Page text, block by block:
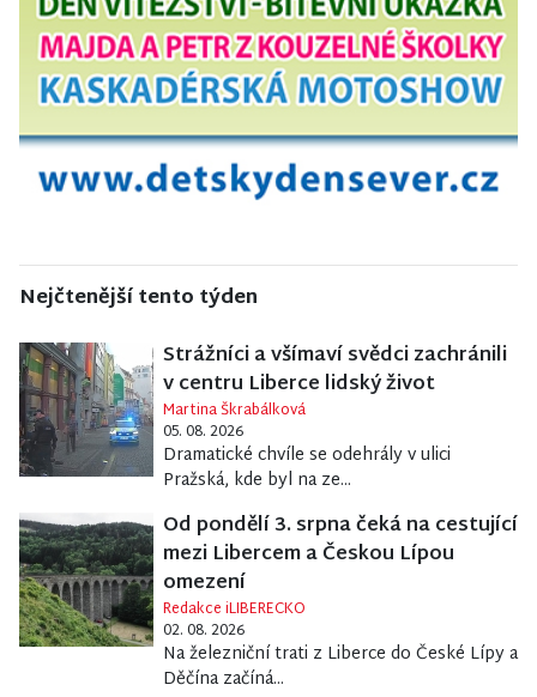
Nejčtenější tento týden
Strážníci a všímaví svědci zachránili
v centru Liberce lidský život
Martina Škrabálková
05. 08. 2026
Dramatické chvíle se odehrály v ulici
Pražská, kde byl na ze...
Od pondělí 3. srpna čeká na cestující
mezi Libercem a Českou Lípou
omezení
Redakce iLIBERECKO
02. 08. 2026
Na železniční trati z Liberce do České Lípy a
Děčína začíná...